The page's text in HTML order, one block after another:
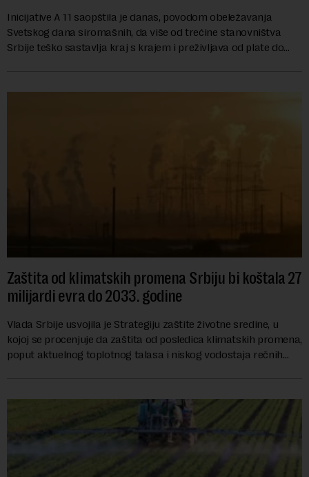
Inicijative A 11 saopštila je danas, povodom obeležavanja
Svetskog dana siromašnih, da više od trećine stanovništva
Srbije teško sastavlja kraj s krajem i preživljava od plate do
Zaštita od klimatskih promena Srbiju bi koštala 27
milijardi evra do 2033. godine
Vlada Srbije usvojila je Strategiju zaštite životne sredine, u
kojoj se procenjuje da zaštita od posledica klimatskih promena,
poput aktuelnog toplotnog talasa i niskog vodostaja rečnih